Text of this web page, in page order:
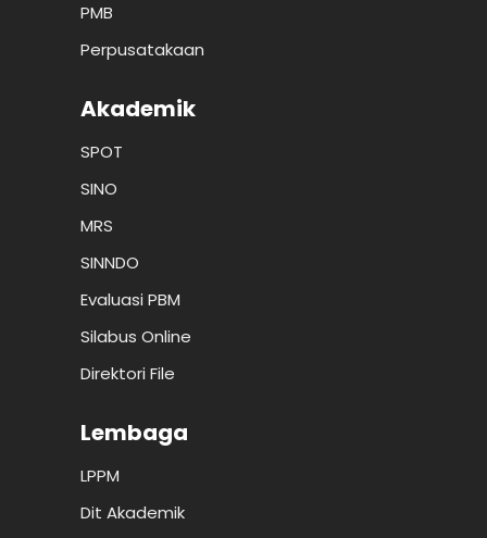
PMB
Perpusatakaan
Akademik
SPOT
SINO
MRS
SINNDO
Evaluasi PBM
Silabus Online
Direktori File
Lembaga
LPPM
Dit Akademik